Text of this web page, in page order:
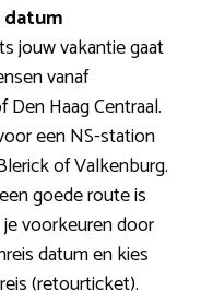
jouw vakantie gaat
vanaf
Haag Centraal.
een NS-station
of Valkenburg.
goede route is
voorkeuren door
datum en kies
(retourticket).